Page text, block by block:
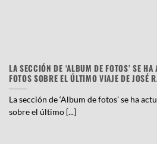
LA SECCIÓN DE ‘ALBUM DE FOTOS’ SE
FOTOS SOBRE EL ÚLTIMO VIAJE DE JOSÉ
La sección de ‘Album de fotos’ se ha
sobre el último [...]